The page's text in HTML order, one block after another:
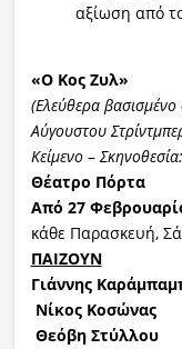
αξίωση από
«Ο Κος Ζυλ»
(Ελεύθερα βασισμένο
Αύγουστου
Κείμενο – Σκηνοθεσία:
Θέατρο Πόρτα
Από 27
κάθε Παρασκευή,
ΠΑΙΖΟΥΝ
Γιάννης
Νίκος Κοσώνας
Θεόβη Στύλλου